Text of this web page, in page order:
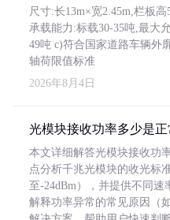
尺寸:长13m×宽2.45m,栏板高
承载能力:标载30-35吨,最大
49吨 c)符合国家道路车辆外
轴荷限值标准
2026年8月4日
光模块接收功率多少是正
本文详细解答光模块接收功
点分析千兆光模块的收光标
至-24dBm），并提供不同
解释功率异常的常见原因（